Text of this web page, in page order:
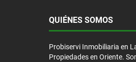
QUIÉNES SOMOS
Probiservi Inmobiliaria en
Propiedades en Oriente.